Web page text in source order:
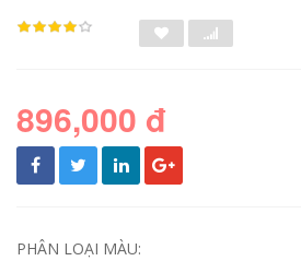
896,000 đ
PHÂN LOẠI MÀU: